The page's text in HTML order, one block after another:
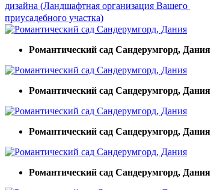
дизайна (Ландшафтная организация Вашего
приусадебного участка)
Романтический сад Сандерумгорд, Дания
Романтический сад Сандерумгорд, Дания
Романтический сад Сандерумгорд, Дания
Романтический сад Сандерумгорд, Дания